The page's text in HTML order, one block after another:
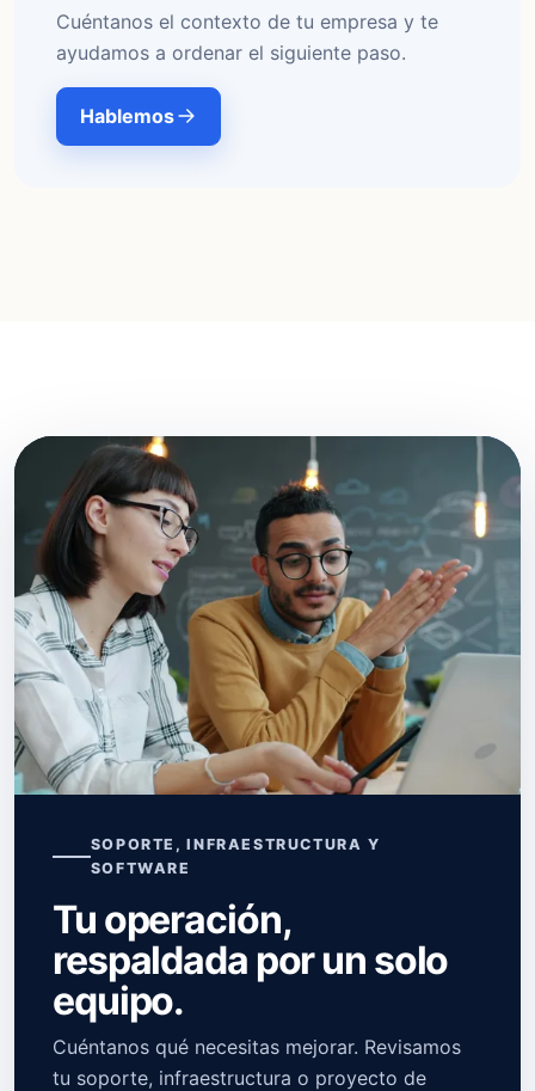
Cuéntanos el contexto de tu empresa y te
ayudamos a ordenar el siguiente paso.
Hablemos
SOPORTE, INFRAESTRUCTURA Y
SOFTWARE
Tu operación,
respaldada por un solo
equipo.
Cuéntanos qué necesitas mejorar. Revisamos
tu soporte, infraestructura o proyecto de